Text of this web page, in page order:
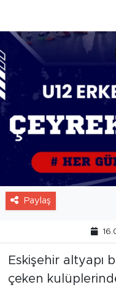
Paylaş
Eskişehir altyapı
çeken